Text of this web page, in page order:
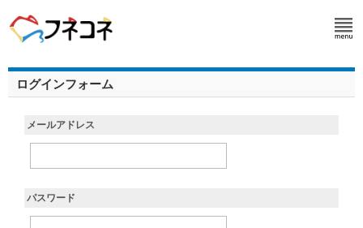
ログインフォーム
メールアドレス
パスワード